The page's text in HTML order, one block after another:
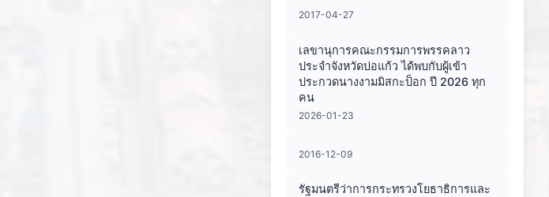
2017-04-27
เลขานุการคณะกรรมการพรรคลาว
ประจำจังหวัดบ่อแก้ว ได้พบกับผู้เข้า
ประกวดนางงามมิสกะป็อก ปี 2026 ทุก
คน
2026-01-23
2016-12-09
รัฐมนตรีว่าการกระทรวงโยธาธิการและ